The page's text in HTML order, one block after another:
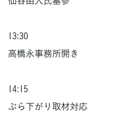
13:30
高橋永事務所開き
14:15
ぶら下がり取材対応